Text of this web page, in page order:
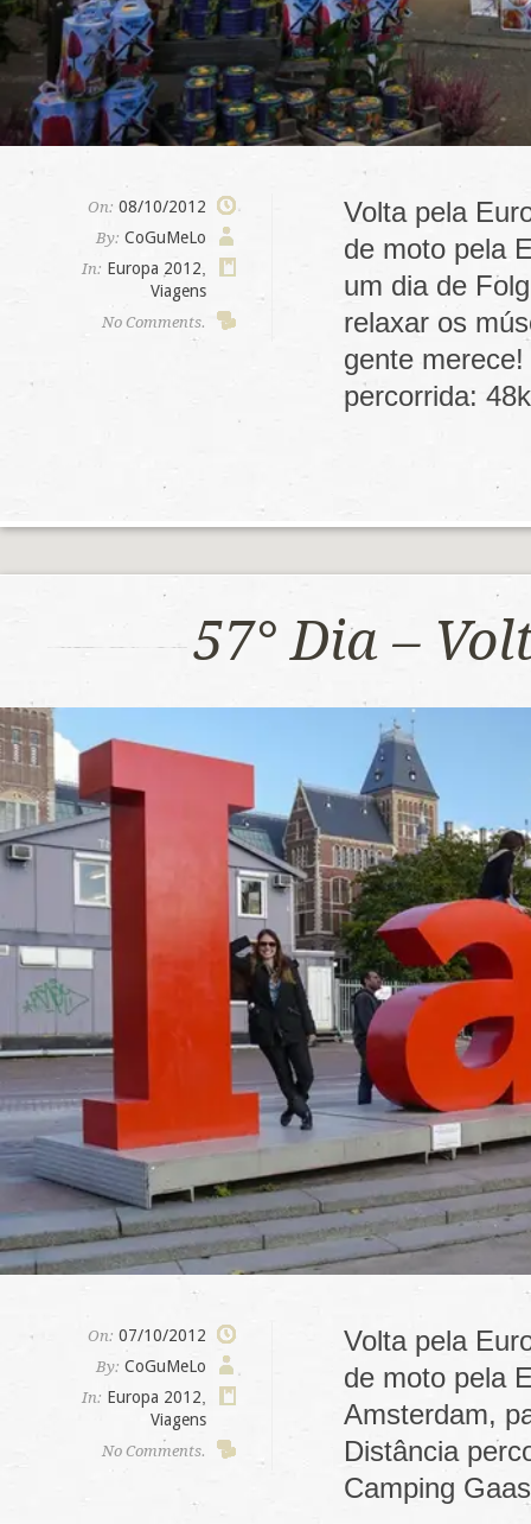
On: 08/10/2012
By: CoGuMeLo
In: Europa 2012
Viagens
No Comments.
Volta pela
de moto pela
um dia de
relaxar os
gente
percorrida:
57° Dia –
On: 07/10/2012
By: CoGuMeLo
In: Europa 2012
Viagens
No Comments.
Volta pela
de moto pela
Amsterdam,
Distância
Camping